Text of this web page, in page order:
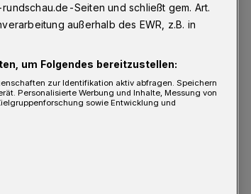
Agaplesion Bethesda Krankenhaus
eröffnet nach intensiver
zentrale Anlaufstelle für Patientinnen
Patienten.
Seiten und schließt gem. Art.
außerhalb des EWR, z.B. in
um Folgendes bereitzustellen:
zur Identifikation aktiv abfragen. Speichern
Personalisierte Werbung und Inhalte, Messung von
sowie Entwicklung und